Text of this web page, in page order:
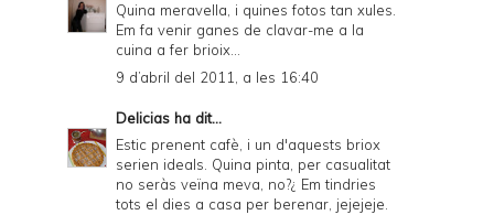
Quina meravella, i quines fotos tan xules.
Em fa venir ganes de clavar-me a la
cuina a fer brioix...
9 d’abril del 2011, a les 16:40
Delicias ha dit...
Estic prenent cafè, i un d'aquests briox
serien ideals. Quina pinta, per casualitat
no seràs veïna meva, no?¿ Em tindries
tots el dies a casa per berenar, jejejeje.